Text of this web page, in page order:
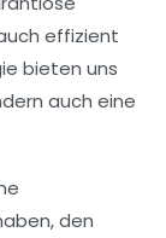
effizient
bieten uns
auch eine
den